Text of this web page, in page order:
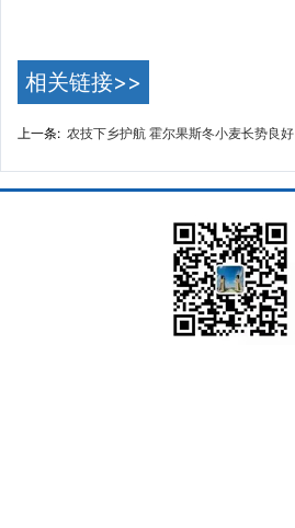
相关链接>>
上一条: 农技下乡护航 霍尔果斯冬小麦长势良好